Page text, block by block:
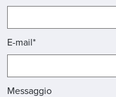
E-mail*
Messaggio